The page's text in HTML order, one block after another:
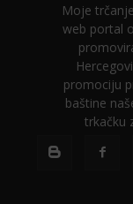
Moje
web portal
promociju
baštine
trkačku